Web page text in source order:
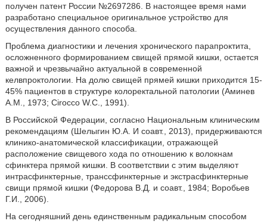
получен патент России №2697286. В настоящее время нами
разработано специальное оригинальное устройство для
осуществления данного способа.
Проблема диагностики и лечения хронического парапроктита,
осложненного формированием свищей прямой кишки, остается
важной и чрезвычайно актуальной в современной
келвпроктологии. На долю свищей прямей кишки приходится 15-
45% пациентов в структуре колоректальной патологии (Аминев
A.M., 1973; Cirocco W.C., 1991).
В Российской Федерации, согласно Национальным клиническим
рекомендациям (Шелыгин Ю.А. И соавт., 2013), придерживаются
клинико-анатомической классификации, отражающей
расположение свищевого хода по отношению к волокнам
сфинктера прямой кишки. В соответствии с этим выделяют
интрасфинктерные, транссфинктерные и экстрасфинктерные
свищи прямой кишки (Федорова В.Д. и соавт., 1984; Воробьев
Г.И., 2006).
На сегодняшний день единственным радикальным способом